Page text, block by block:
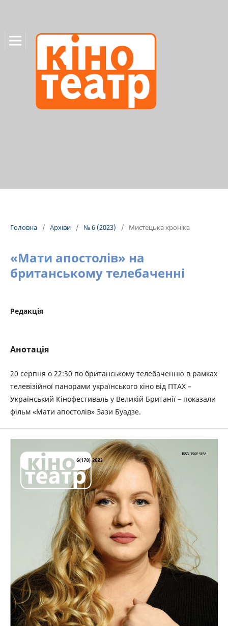
Головна / Архіви / № 6 (2023) / Мистецька хроніка
«Мати апостолів» на
британському телебаченні
Редакція
Анотація
20 серпня о 22:30 по британському телебаченню в рамках
телевізійної панорами українського кіно від ПТАХ –
Український Кінофестиваль у Великій Британії – показали
фільм «Мати апостолів» Зази Буадзе.